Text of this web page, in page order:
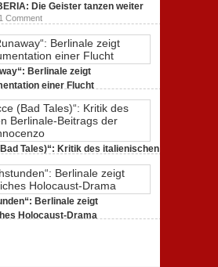
Die Geister tanzen weiter
1 Comment
Berlinale zeigt
einer Flucht
Tales)“: Kritik des italienischen
der Brüder D’Innocenzo
2 Comments
Berlinale zeigt
Holocaust-Drama